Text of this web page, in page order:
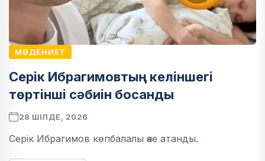
МӘДЕНИЕТ
Серік Ибрагимовтың келіншегі
төртінші сәбиін босанды
28 ШІЛДЕ, 2026
Серік Ибрагимов көпбалалы әке атанды.